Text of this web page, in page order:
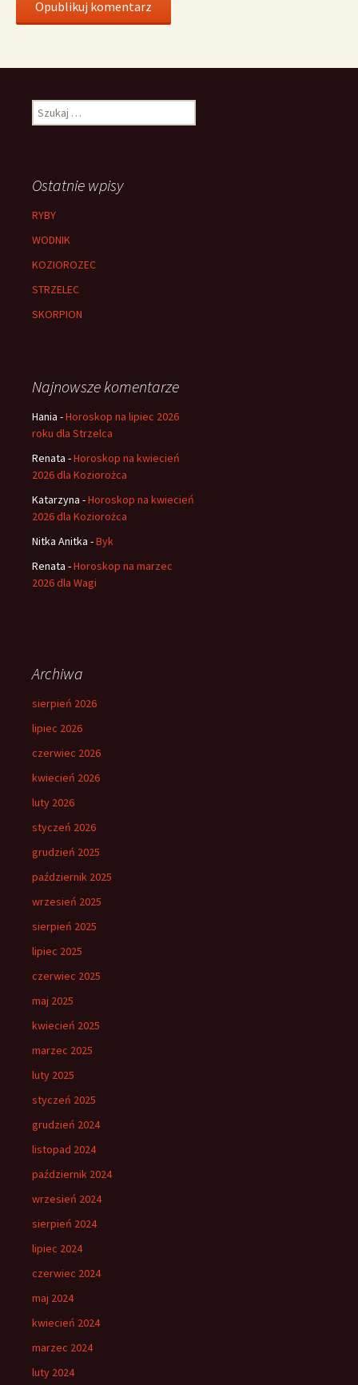
Szukaj:
Ostatnie wpisy
RYBY
WODNIK
KOZIOROZEC
STRZELEC
SKORPION
Najnowsze komentarze
Hania -Horoskop na lipiec 2026
roku dla Strzelca
Renata -Horoskop na kwiecień
2026 dla Koziorożca
Katarzyna -Horoskop na kwiecień
2026 dla Koziorożca
Nitka Anitka -Byk
Renata -Horoskop na marzec
2026 dla Wagi
Archiwa
sierpień 2026
lipiec 2026
czerwiec 2026
kwiecień 2026
luty 2026
styczeń 2026
grudzień 2025
październik 2025
wrzesień 2025
sierpień 2025
lipiec 2025
czerwiec 2025
maj 2025
kwiecień 2025
marzec 2025
luty 2025
styczeń 2025
grudzień 2024
listopad 2024
październik 2024
wrzesień 2024
sierpień 2024
lipiec 2024
czerwiec 2024
maj 2024
kwiecień 2024
marzec 2024
luty 2024